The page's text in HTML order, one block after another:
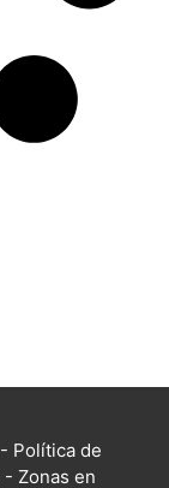
- Política de
- Zonas en